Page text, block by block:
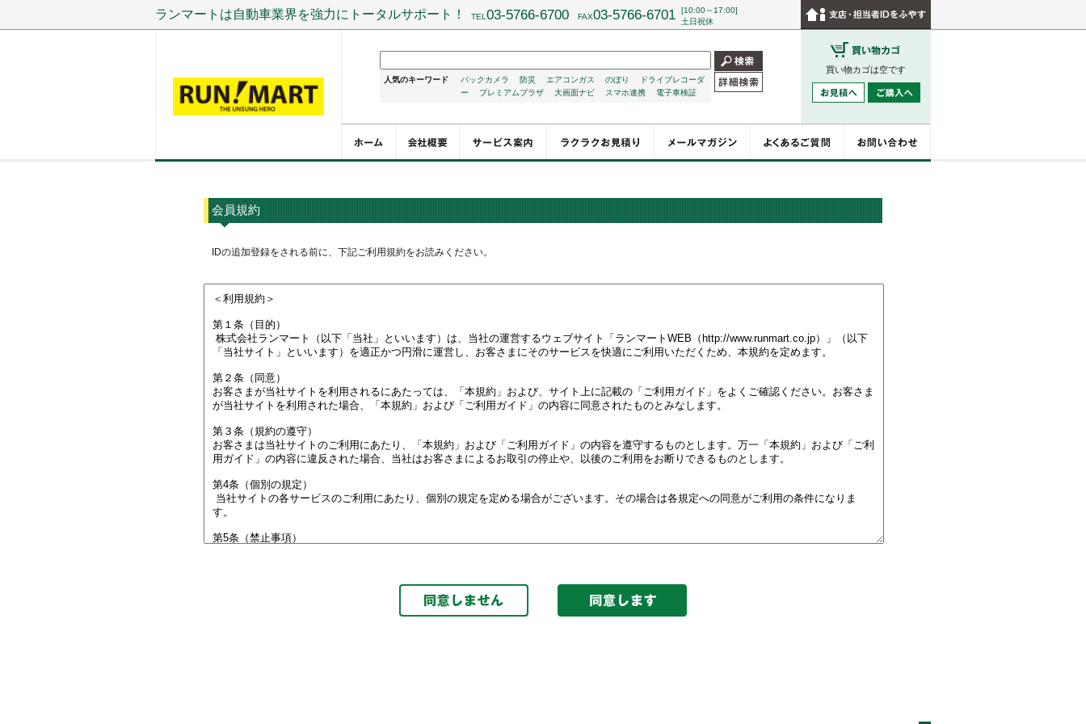
ランマートは自動車業界を強力にトータルサポート！ TEL 03-5766-6700 FAX03-5766-6701
[10:00～17:00]
土日祝休
人気のキーワード バックカメラ 防災 エアコンガス のぼり
ドライブレコーダ
ー
プレミアムプラザ 大画面ナビ スマホ連携 電子車検証
買い物カゴは空です
会員規約
IDの追加登録をされる前に、下記ご利用規約をお読みください。